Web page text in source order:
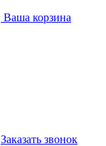
Ваша корзина
Заказать звонок